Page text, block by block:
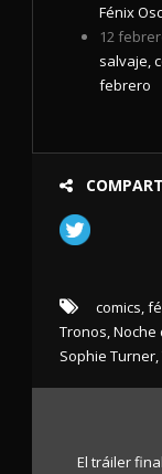
Fénix
12
salvaje,
febrero
comics,
Tronos,Noche
Sophie Turner,
El tráiler